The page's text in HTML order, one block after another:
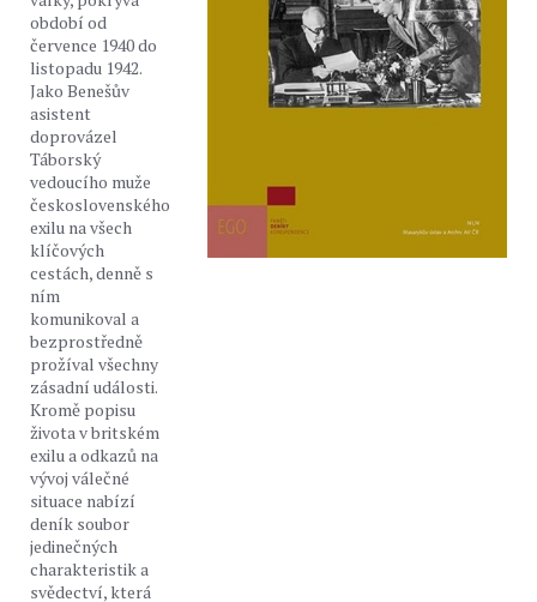
období od
července 1940 do
listopadu 1942.
Jako Benešův
asistent
doprovázel
Táborský
vedoucího muže
československého
exilu na všech
klíčových
cestách, denně s
ním
komunikoval a
bezprostředně
prožíval všechny
zásadní události.
Kromě popisu
života v britském
exilu a odkazů na
vývoj válečné
situace nabízí
deník soubor
jedinečných
charakteristik a
svědectví, která